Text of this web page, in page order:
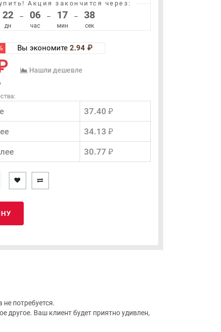
Акция закончится через:
22
дн
– 06
час
– 17
мин
– 37
сек
Вы экономите 2.94 ₽
Нашли дешевле
37.40 ₽
34.13 ₽
30.77 ₽
потребуется.
Ваш клиент будет приятно удивлен,